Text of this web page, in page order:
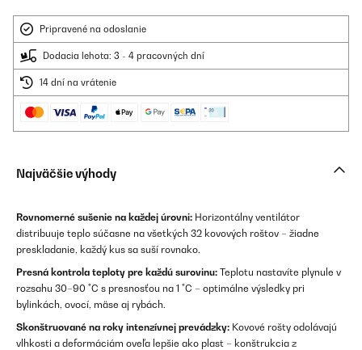
Pripravené na odoslanie
Dodacia lehota: 3 - 4 pracovných dní
14 dní na vrátenie
Najväčšie výhody
Rovnomerné sušenie na každej úrovni: Horizontálny ventilátor
distribuuje teplo súčasne na všetkých 32 kovových roštov – žiadne
preskladanie, každý kus sa suší rovnako.
Presná kontrola teploty pre každú surovinu: Teplotu nastavíte plynule v
rozsahu 30–90 °C s presnosťou na 1 °C – optimálne výsledky pri
bylinkách, ovocí, mäse aj rybách.
Skonštruované na roky intenzívnej prevádzky: Kovové rošty odolávajú
vlhkosti a deformáciám oveľa lepšie ako plast – konštrukcia z